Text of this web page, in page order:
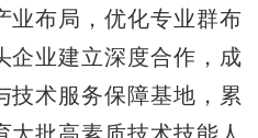
业布局，优化专业群布
企业建立深度合作，成
技术服务保障基地，累